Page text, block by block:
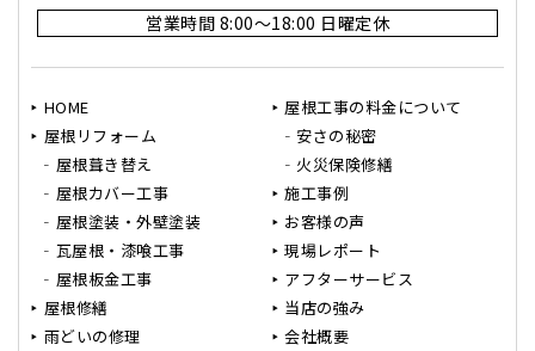
営業時間 8:00～18:00 日曜定休
HOME
屋根リフォーム
屋根葺き替え
屋根カバー工事
屋根塗装・外壁塗装
瓦屋根・漆喰工事
屋根板金工事
屋根修繕
雨どいの修理
屋根工事の料金について
安さの秘密
火災保険修繕
施工事例
お客様の声
現場レポート
アフターサービス
当店の強み
会社概要